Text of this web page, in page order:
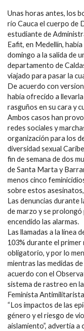
Unas horas antes, los
río Cauca el cuerpo de
estudiante de
Eafit, en Medellín,
domingo a la salida de
departamento de
viajado para pasar la
De acuerdo con
había ofrecido a
rasguños en su cara y
Ambos casos han
redes sociales y
organización para los
diversidad sexual
fin de semana de dos
de Santa Marta y
menos cinco
sobre estos
Las denuncias durante
de marzo y se prolongó
encendido las alarmas.
Las llamadas a la línea
103% durante el
obligatorio, y por lo
mientras las medidas
acuerdo con el
sistema de rastreo en
Feminista
“Los impactos de las
género y el riesgo de
aislamiento”, advertía